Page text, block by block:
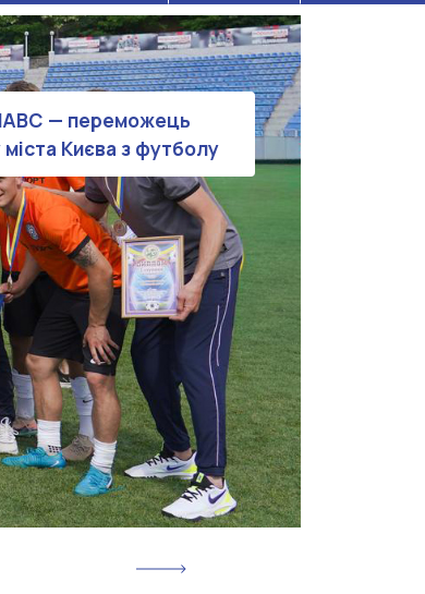
— переможець
міста Києва з футболу